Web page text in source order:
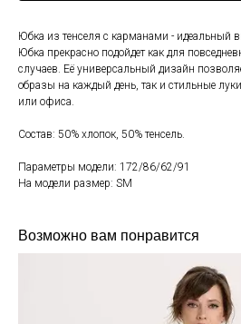
Юбка из тенселя с карманами - идеальный
Юбка прекрасно подойдет как для
случаев. Её универсальный дизайн
образы на каждый день, так и стильные
или офиса.
Состав: 50% хлопок, 50% тенсель.
Параметры модели: 172/86/62/91
На модели размер: SM
Возможно вам понравится